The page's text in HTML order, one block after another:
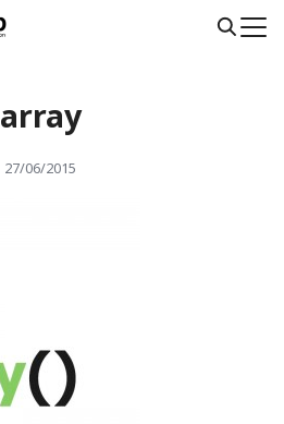
array
27/06/2015